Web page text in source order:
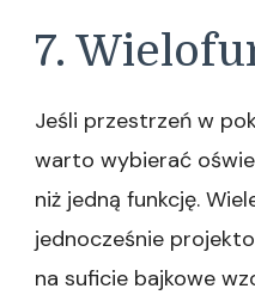
7.
Jeśli przestrzeń w
warto wybierać
niż jedną funkcję.
jednocześnie
na suficie bajkowe